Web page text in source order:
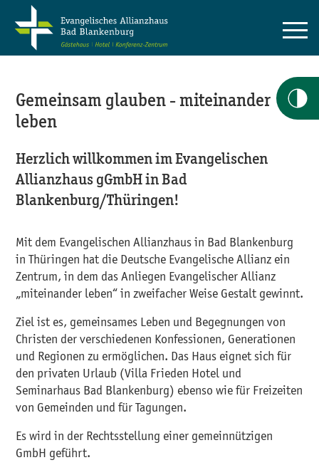
Gemeinsam glauben - miteinander
leben
Herzlich willkommen im Evangelischen
Allianzhaus gGmbH in Bad
Blankenburg/Thüringen!
Mit dem Evangelischen Allianzhaus in Bad Blankenburg
in Thüringen hat die Deutsche Evangelische Allianz ein
Zentrum, in dem das Anliegen Evangelischer Allianz
„miteinander leben“ in zweifacher Weise Gestalt gewinnt.
Ziel ist es, gemeinsames Leben und Begegnungen von
Christen der verschiedenen Konfessionen, Generationen
und Regionen zu ermöglichen. Das Haus eignet sich für
den privaten Urlaub (Villa Frieden Hotel und
Seminarhaus Bad Blankenburg) ebenso wie für Freizeiten
von Gemeinden und für Tagungen.
Es wird in der Rechtsstellung einer gemeinnützigen
GmbH geführt.